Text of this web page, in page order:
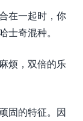
在一起时，你
奇混种。
烦，双倍的乐
固的特征。因